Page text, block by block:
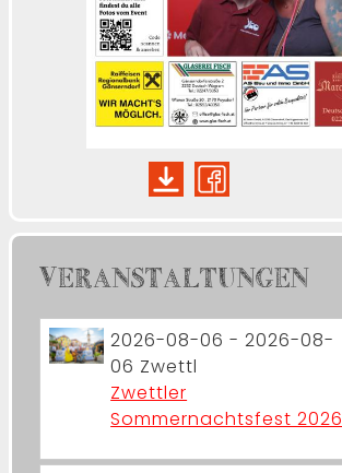
VERANSTALTUNGEN
2026-08-06 - 2026-08-
06 Zwettl
Zwettler
Sommernachtsfest 2026